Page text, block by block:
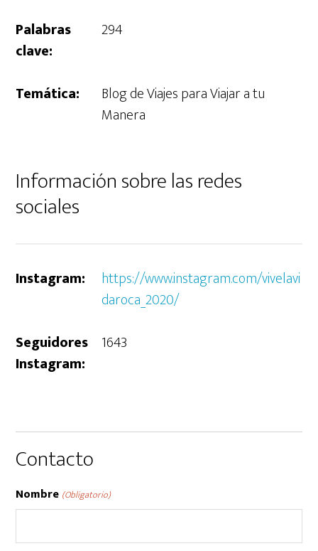
Palabras
clave:
294
Temática:
Blog de Viajes para Viajar a tu
Manera
Información sobre las redes
sociales
Instagram:
https://www.instagram.com/vivelavi
daroca_2020/
Seguidores
Instagram:
1643
Contacto
Nombre (Obligatorio)